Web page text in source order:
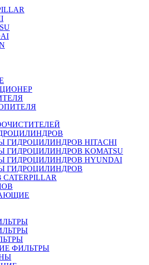
ГИДРОЦИЛИНДРОВ HITACHI
KOMATSU
ГИДРОЦИЛИНДРОВ HYUNDAI
ГИДРОЦИЛИНДРОВ
ФИЛЬТРЫ